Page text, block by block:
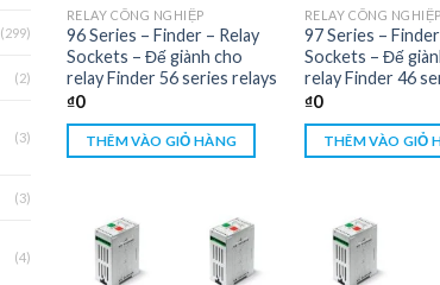
(299)
(2)
(3)
(3)
(4)
RELAY CÔNG NGHIỆP
96 Series – Finder – Relay
Sockets – Đế giành cho
relay Finder 56 series relays
₫0
THÊM VÀO GIỎ HÀNG
RELAY CÔNG NGHIỆP
97 Series –
Sockets – Đế
relay Finder 46
₫0
THÊM VÀO GIỎ